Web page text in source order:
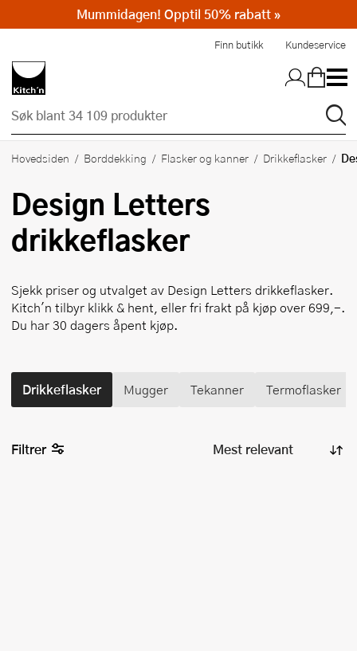
Finn butikk Kundeservice
Hovedsiden Borddekking Flasker og kanner Drikkeflasker
Design Letters
drikkeflasker
Sjekk priser og utvalget av Design Letters drikkeflasker.
Kitch'n tilbyr klikk & hent, eller fri frakt på kjøp over 699,-.
Du har 30 dagers åpent kjøp.
Drikkeflasker Mugger Tekanner Termoflasker
Filtrer
Mummidagen! Opptil 50% rabatt »